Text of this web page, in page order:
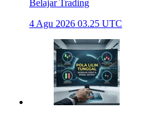
Belajar Trading
4 Agu 2026 03.25 UTC